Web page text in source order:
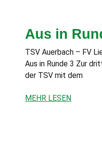
Aus in
TSV Auerbach – FV
Aus in Runde 3 Zur
der TSV mit dem
MEHR LESEN